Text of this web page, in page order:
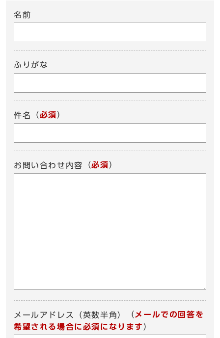
名前
ふりがな
件名 （必須）
お問い合わせ内容 （必須）
メールアドレス（英数半角） （ メールでの回答を
希望される場合に必須になります ）